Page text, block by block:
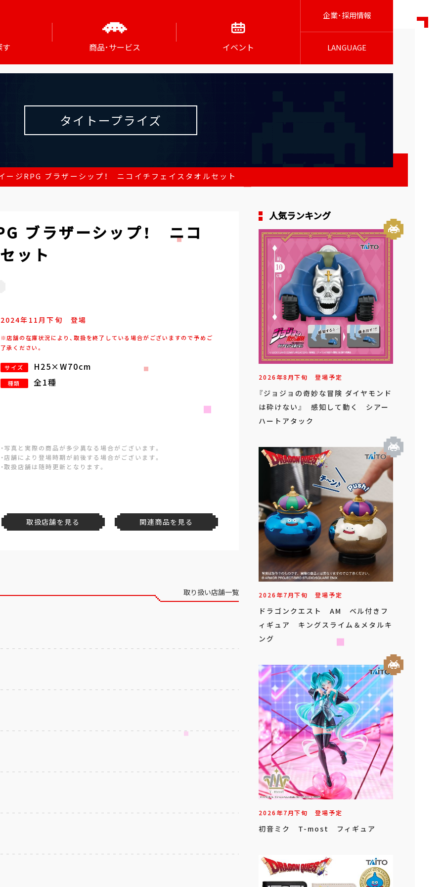
す 商品･サービス イベント
企業･採用情報
LANGUAGE
タイトープライズ
ージRPG ブラザーシップ！ ニコイチフェイスタオルセット
ブラザーシップ！ ニコ
ット
2024年 11月下旬 登場
※店舗の在庫状況により、取扱を終了している場合がございますので予めご
了承ください。
サイズ H25×W70cm
種類 全1種
・写真と実際の商品が多少異なる場合がございます。
・店舗により登場時期が前後する場合がございます。
・取扱店舗は随時更新となります。
取扱店舗を見る 関連商品を見る
取り扱い店舗一覧
人気ランキング
2026年8月下旬 登場予定
『ジョジョの奇妙な冒険 ダイヤモンド
は砕けない』 感知して動く シアー
ハートアタック
2026年7月下旬 登場予定
ドラゴンクエスト AM ベル付きフ
ィギュア キングスライム＆メタルキ
ング
2026年7月下旬 登場予定
初音ミク T-most フィギュア